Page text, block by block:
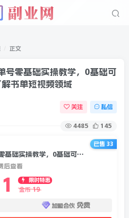
正文
号零基础实操教学，0基础可
书单短视频领域
关注 私信
4485 145
（2654期）抖音书单号零基础实操教学，0基础可轻松上手，全方面了解书单短视频领域
后查看
1
限时特惠
金币 19
加盟合伙 免费
已售 33